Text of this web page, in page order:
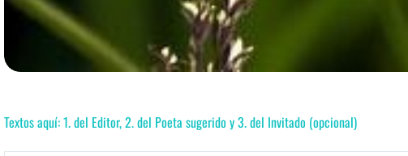
Textos aquí: 1. del Editor, 2. del Poeta sugerido y 3. del Invitado (opcional)